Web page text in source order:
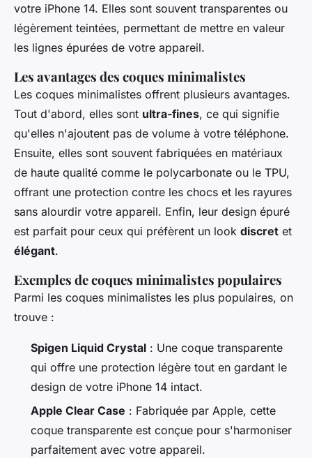
votre iPhone 14. Elles sont souvent transparentes ou
légèrement teintées, permettant de mettre en valeur
les lignes épurées de votre appareil.
Les avantages des coques minimalistes
Les coques minimalistes offrent plusieurs avantages.
Tout d'abord, elles sont ultra-fines, ce qui signifie
qu'elles n'ajoutent pas de volume à votre téléphone.
Ensuite, elles sont souvent fabriquées en matériaux
de haute qualité comme le polycarbonate ou le TPU,
offrant une protection contre les chocs et les rayures
sans alourdir votre appareil. Enfin, leur design épuré
est parfait pour ceux qui préfèrent un look discret et
élégant.
Exemples de coques minimalistes populaires
Parmi les coques minimalistes les plus populaires, on
trouve :
Spigen Liquid Crystal : Une coque transparente
qui offre une protection légère tout en gardant le
design de votre iPhone 14 intact.
Apple Clear Case : Fabriquée par Apple, cette
coque transparente est conçue pour s'harmoniser
parfaitement avec votre appareil.